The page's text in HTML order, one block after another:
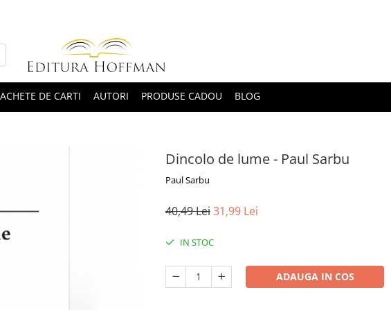
DE CARTI AUTORI PRODUSE CADOU BLOG
Dincolo de lume - Paul Sarbu
Paul Sarbu
40,49 Lei31,99 Lei
IN STOC
ADAUGA IN COS